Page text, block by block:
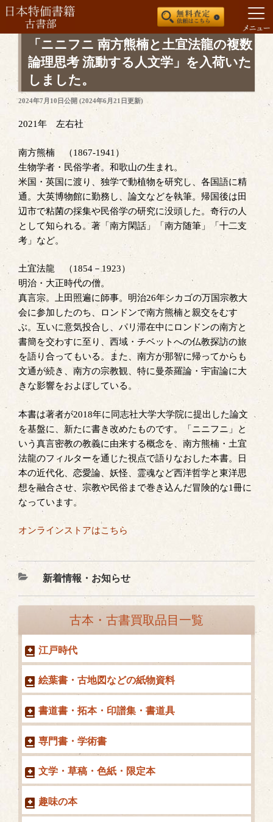
プ
「ニニフニ 南方熊楠と土宜法龍の複数
論理思考 流動する人文学」を入荷いた
しました。
投
日:
2024年7月10日公開 (2024年6月21日更新)
2021年 左右社
南方熊楠 （1867-1941）
生物学者・民俗学者。和歌山の生まれ。
米国・英国に渡り、独学で動植物を研究し、各国語に精
通。大英博物館に勤務し、論文などを執筆。帰国後は田
辺市で粘菌の採集や民俗学の研究に没頭した。奇行の人
として知られる。著「南方閑話」「南方随筆」「十二支
考」など。
土宜法龍 （1854－1923）
明治・大正時代の僧。
真言宗。上田照遍に師事。明治26年シカゴの万国宗教大
会に参加したのち、ロンドンで南方熊楠と親交をむす
ぶ。互いに意気投合し、パリ滞在中にロンドンの南方と
書簡を交わすに至り、西域・チベットへの仏教探訪の旅
を語り合ってもいる。また、南方が那智に帰ってからも
文通が続き、南方の宗教観、特に曼荼羅論・宇宙論に大
きな影響をおよぼしている。
本書は著者が2018年に同志社大学大学院に提出した論文
を基盤に、新たに書き改めたものです。「ニニフニ」と
いう真言密教の教義に由来する概念を、南方熊楠・土宜
法龍のフィルターを通じた視点で語りなおした本書。日
本の近代化、恋愛論、妖怪、霊魂など西洋哲学と東洋思
想を融合させ、宗教や民俗まで巻き込んだ冒険的な1冊に
なっています。
オンラインストアはこちら
カ
テ
新着情報・お知らせ
古本・古書買取品目一覧
江戸時代
絵葉書・古地図などの紙物資料
書道書・拓本・印譜集・書道具
専門書・学術書
文学・草稿・色紙・限定本
趣味の本